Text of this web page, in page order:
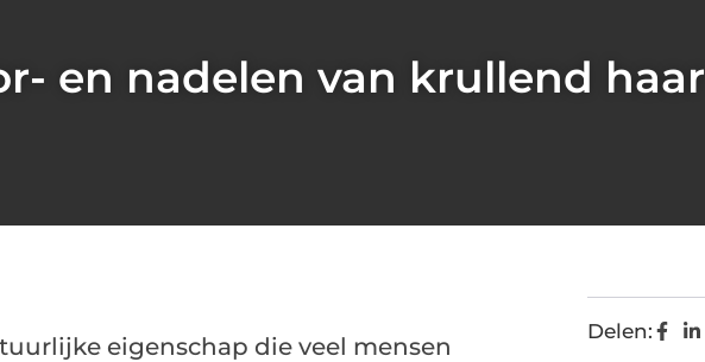
en nadelen van krullend haar
eigenschap die veel mensen
Delen: